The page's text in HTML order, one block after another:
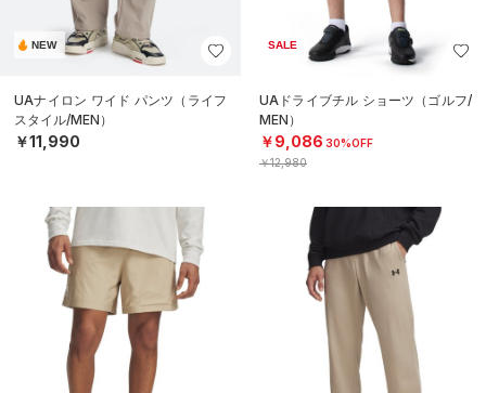
NEW
UAナイロン ワイド パンツ（ライフ
スタイル/MEN）
￥11,990
SALE
UAドライブチル ショーツ（ゴルフ/
MEN）
￥9,086 30%OFF
￥12,980